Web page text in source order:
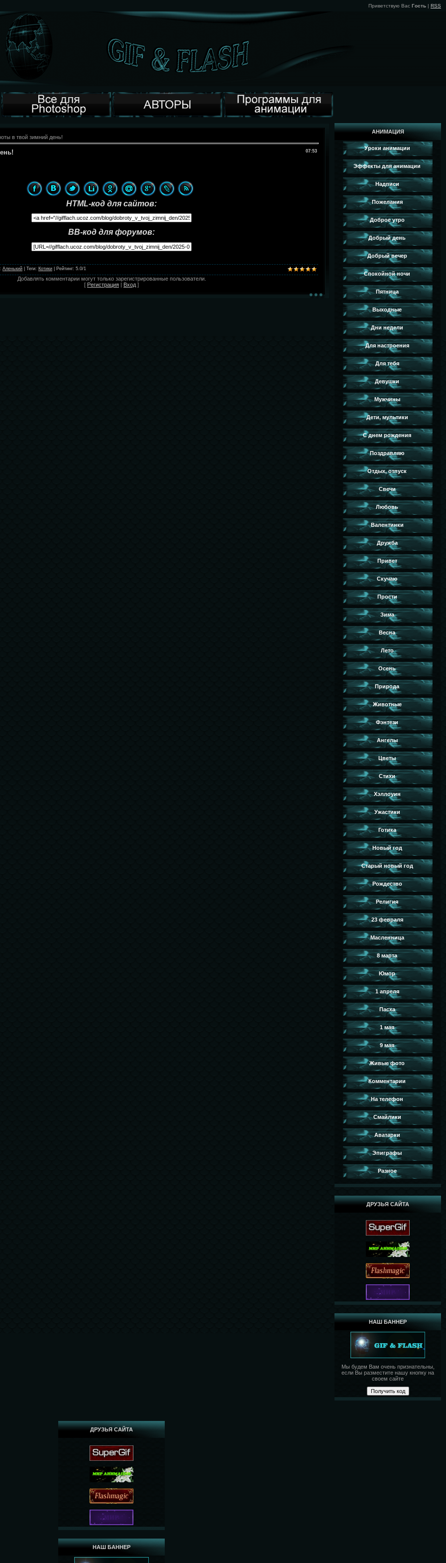
Приветствую Вас Гость | RSS
в твой зимний день!
07:53
HTML-код для сайтов:
BB-код для форумов:
: Аленький Теги: Котики Рейтинг: 5.0/1
Добавлять комментарии могут только зарегистрированные пользователи.
[ Регистрация | Вход ]
АНИМАЦИЯ
Уроки анимации
Эффекты для анимации
Надписи
Пожелания
Доброе утро
Добрый день
Добрый вечер
Спокойной ночи
Пятница
Выходные
Дни недели
Для настроения
Для тебя
Девушки
Мужчины
Дети, мультики
С днем рождения
Поздравляю
Отдых, отпуск
Свечи
Любовь
Валентинки
Дружба
Привет
Скучаю
Прости
Зима
Весна
Лето
Осень
Природа
Животные
Фэнтези
Ангелы
Цветы
Стихи
Хэллоуин
Ужастики
Готика
Новый год
Старый новый год
Рождество
Религия
23 февраля
Масленница
8 марта
Юмор
1 апреля
Пасха
1 мая
9 мая
Живые фото
Комментарии
На телефон
Смайлики
Аватарки
Эпиграфы
Разное
ДРУЗЬЯ САЙТА
НАШ БАННЕР
Мы будем Вам очень признательны,
если Вы разместите нашу кнопку на
своем сайте
ДРУЗЬЯ САЙТА
НАШ БАННЕР